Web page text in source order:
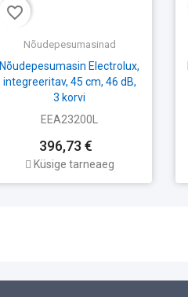
favorite_border
Nõudepesumasinad
Nõudepesumasin Electrolux,
integreeritav, 45 cm, 46 dB,
3 korvi
EEA23200L
396,73 €
Küsige tarneaeg